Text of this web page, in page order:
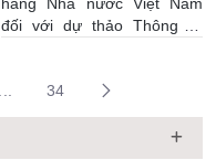
đối với dự thảo Thông tư
định về chế độ báo cáo định
kỳ NHNN Việt Nam
Intermediate Pages Use
34